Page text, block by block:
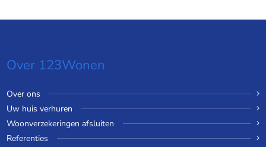
Over 123Wonen
Over ons
Uw huis verhuren
Woonverzekeringen afsluiten
Referenties